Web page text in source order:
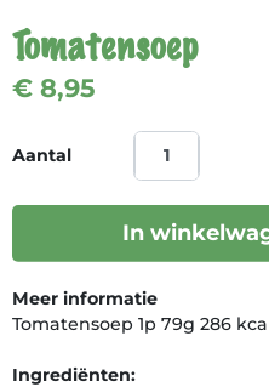
Tomatensoep
€ 8,95
Aantal
In
Meer informatie
Tomatensoep 1p 79g 286
Ingrediënten: